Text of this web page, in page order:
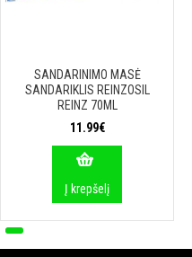
SANDARINIMO MASĖ
SANDARIKLIS REINZOSIL
REINZ 70ML
11.99€
Į krepšelį